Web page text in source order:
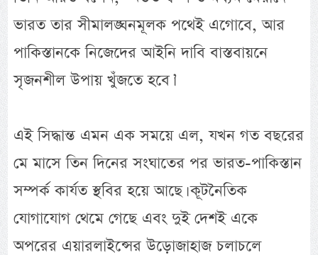
ভারত তার সীমালঙ্ঘনমূলক পথেই এগোবে, আর
পাকিস্তানকে নিজেদের আইনি দাবি বাস্তবায়নে
সৃজনশীল উপায় খুঁজতে হবে।’
এই সিদ্ধান্ত এমন এক সময়ে এল, যখন গত বছরের
মে মাসে তিন দিনের সংঘাতের পর ভারত-পাকিস্তান
সম্পর্ক কার্যত স্থবির হয়ে আছে। কূটনৈতিক
যোগাযোগ থেমে গেছে এবং দুই দেশই একে
অপরের এয়ারলাইন্সের উড়োজাহাজ চলাচলে